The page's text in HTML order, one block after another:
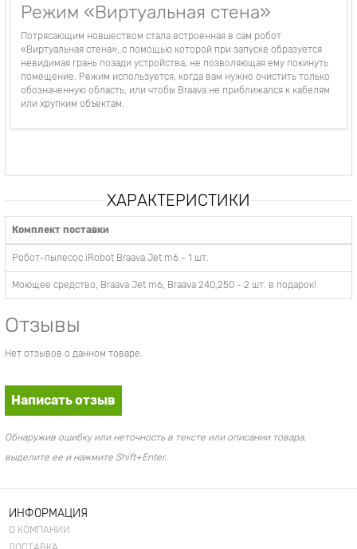
Режим «Виртуальная стена»
Потрясающим новшеством стала встроенная в сам робот
«Виртуальная стена», с помощью которой при запуске образуется
невидимая грань позади устройства, не позволяющая ему покинуть
помещение. Режим используется, когда вам нужно очистить только
обозначенную область, или чтобы Braava не приближался к кабелям
или хрупким объектам.
ХАРАКТЕРИСТИКИ
Комплект поставки
Робот-пылесос iRobot Braava Jet m6 - 1 шт.
Моющее средство, Braava Jet m6, Braava 240,250 - 2 шт. в подарок!
Отзывы
Нет отзывов о данном товаре.
Написать отзыв
Обнаружив ошибку или неточность в тексте или описании товара,
выделите ее и нажмите Shift+Enter.
ИНФОРМАЦИЯ
О КОМПАНИИ